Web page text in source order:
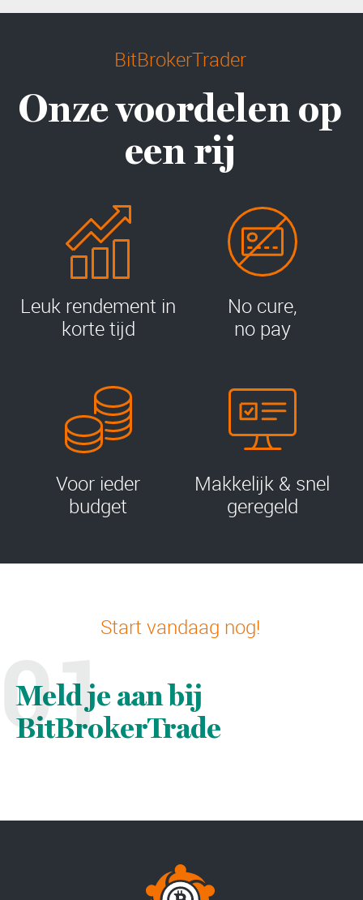
BitBrokerTrader
Onze voordelen op
een rij
Leuk rendement in
korte tijd
No cure,
no pay
Voor ieder
budget
Makkelijk & snel
geregeld
Start vandaag nog!
01
Meld je aan bij
BitBrokerTrade